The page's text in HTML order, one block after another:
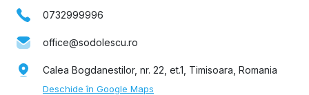
0732999996
office@sodolescu.ro
Calea Bogdanestilor, nr. 22, et.1, Timisoara, Romania
Deschide în Google Maps